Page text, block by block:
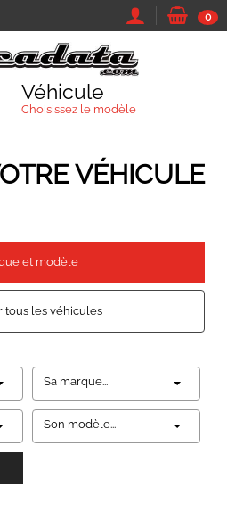
0
Véhicule
Choisissez le modèle
VÉHICULE
et modèle
tous les véhicules
Sa marque...
Son modèle...